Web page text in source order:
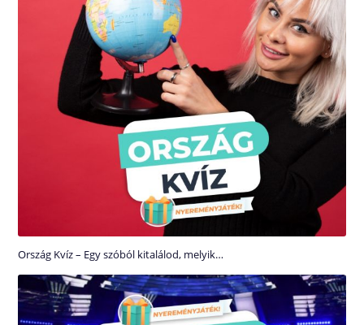
Ország Kvíz – Egy szóból kitalálod, melyik…